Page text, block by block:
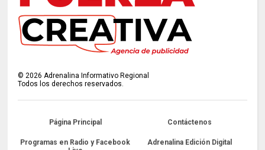
© 2026 Adrenalina Informativo Regional
Todos los derechos reservados.
Página Principal Contáctenos
Programas en Radio y Facebook
Adrenalina Edición Digital